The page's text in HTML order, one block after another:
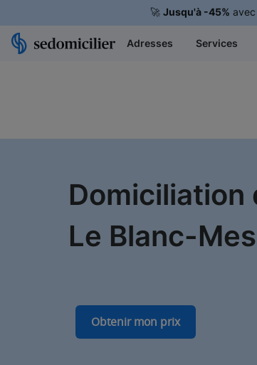
🚀 Jusqu'à -45%
Adresses Services
Domiciliation
Le Blanc-
Obtenir mon prix